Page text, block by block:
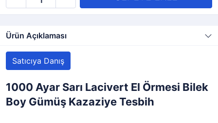
Ürün Açıklaması
Satıcıya Danış
1000 Ayar Sarı Lacivert El Örmesi Bilek
Boy Gümüş Kazaziye Tesbih